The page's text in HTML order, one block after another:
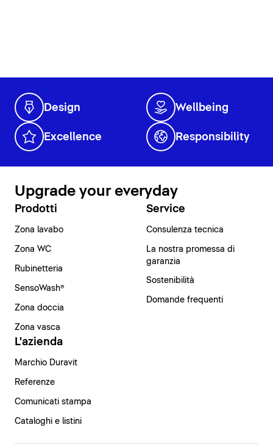
Design Wellbeing
Excellence Responsibility
Upgrade your everyday
Prodotti
Zona lavabo
Zona WC
Rubinetteria
SensoWash®
Zona doccia
Zona vasca
Service
Consulenza tecnica
La nostra promessa di
garanzia
Sostenibilità
Domande frequenti
L'azienda
Marchio Duravit
Referenze
Comunicati stampa
Cataloghi e listini